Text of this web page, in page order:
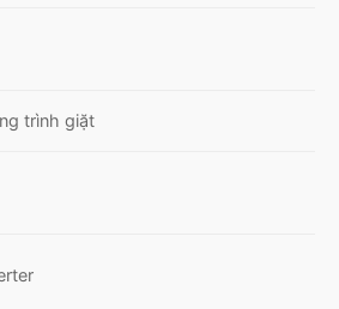
tính chất minh họa
chương trình
này có khối lượng giặt
giặt giũ của gia đình từ 5 – 7
trình giặt